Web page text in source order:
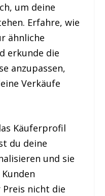
um deine
Erfahre, wie
ähnliche
erkunde die
anzupassen,
Verkäufe
Käuferprofil
du deine
und sie
nicht die